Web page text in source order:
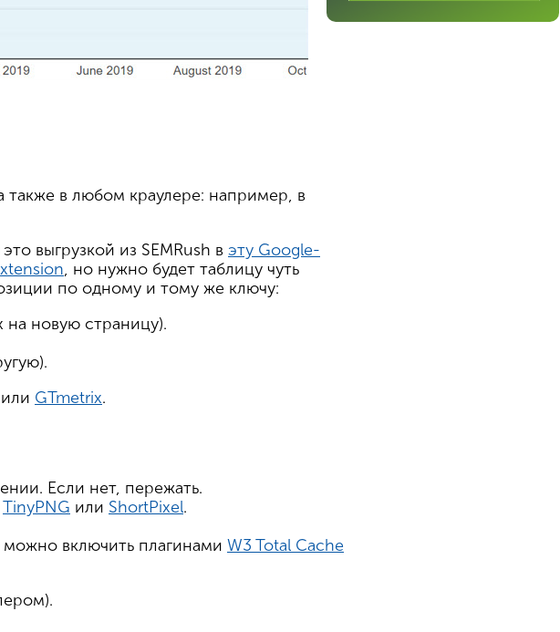
также в любом краулере: например, в
выгрузкой из SEMRush в эту Google-
, но нужно будет таблицу чуть
по одному и тому же ключу:
на новую страницу).
GTmetrix.
Если нет, пережать.
TinyPNG или ShortPixel.
включить плагинами W3 Total Cache